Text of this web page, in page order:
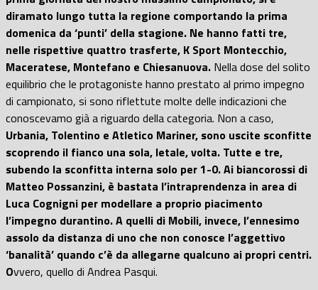
diramato lungo tutta la regione comportando la prima
domenica da ‘punti’ della stagione. Ne hanno fatti tre,
nelle rispettive quattro trasferte, K Sport Montecchio,
Maceratese, Montefano e Chiesanuova. Nella dose del solito
equilibrio che le protagoniste hanno prestato al primo impegno
di campionato, si sono riflettute molte delle indicazioni che
conoscevamo già a riguardo della categoria. Non a caso,
Urbania, Tolentino e Atletico Mariner, sono uscite sconfitte
scoprendo il fianco una sola, letale, volta. Tutte e tre,
subendo la sconfitta interna solo per 1-0. Ai biancorossi di
Matteo Possanzini, è bastata l’intraprendenza in area di
Luca Cognigni per modellare a proprio piacimento
l’impegno durantino. A quelli di Mobili, invece, l’ennesimo
assolo da distanza di uno che non conosce l’aggettivo
‘banalità’ quando c’è da allegarne qualcuno ai propri centri.
Ovvero, quello di Andrea Pasqui.